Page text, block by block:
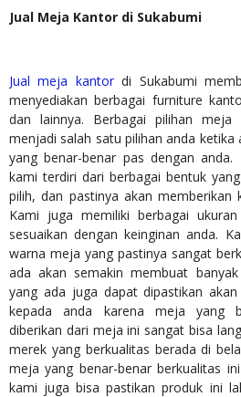
Jual Meja Kantor di Sukabumi
Jual meja kantordi Sukabumi
menyediakan berbagai furniture
dan lainnya. Berbagai pilihan
menjadi salah satu pilihan anda
yang benar-benar pas dengan
kami terdiri dari berbagai bentuk
pilih, dan pastinya akan memberikan
Kami juga memiliki berbagai
sesuaikan dengan keinginan anda.
warna meja yang pastinya sangat
ada akan semakin membuat
yang ada juga dapat dipastikan
kepada anda karena meja yang
diberikan dari meja ini sangat bisa
merek yang berkualitas berada di
meja yang benar-benar berkualitas
kami juga bisa pastikan produk ini